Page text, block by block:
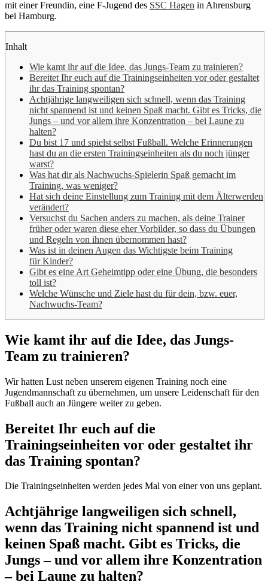
mit einer Freundin, eine F-Jugend des SSC Hagen in Ahrensburg
bei Hamburg.
Inhalt
Wie kamt ihr auf die Idee, das Jungs-Team zu trainieren?
Bereitet Ihr euch auf die Trainingseinheiten vor oder gestaltet
ihr das Training spontan?
Achtjährige langweiligen sich schnell, wenn das Training
nicht spannend ist und keinen Spaß macht. Gibt es Tricks, die
Jungs – und vor allem ihre Konzentration – bei Laune zu
halten?
Du bist 17 und spielst selbst Fußball. Welche Erinnerungen
hast du an die ersten Trainingseinheiten als du noch jünger
warst?
Was hat dir als Nachwuchs-Spielerin Spaß gemacht im
Training, was weniger?
Hat sich deine Einstellung zum Training mit dem Älterwerden
verändert?
Versuchst du Sachen anders zu machen, als deine Trainer
früher oder waren diese eher Vorbilder, so dass du Übungen
und Regeln von ihnen übernommen hast?
Was ist in deinen Augen das Wichtigste beim Training
für Kinder?
Gibt es eine Art Geheimtipp oder eine Übung, die besonders
toll ist?
Welche Wünsche und Ziele hast du für dein, bzw. euer,
Nachwuchs-Team?
Wie kamt ihr auf die Idee, das Jungs-
Team zu trainieren?
Wir hatten Lust neben unserem eigenen Training noch eine
Jugendmannschaft zu übernehmen, um unsere Leidenschaft für den
Fußball auch an Jüngere weiter zu geben.
Bereitet Ihr euch auf die
Trainingseinheiten vor oder gestaltet ihr
das Training spontan?
Die Trainingseinheiten werden jedes Mal von einer von uns geplant.
Achtjährige langweiligen sich schnell,
wenn das Training nicht spannend ist und
keinen Spaß macht. Gibt es Tricks, die
Jungs – und vor allem ihre Konzentration
– bei Laune zu halten?